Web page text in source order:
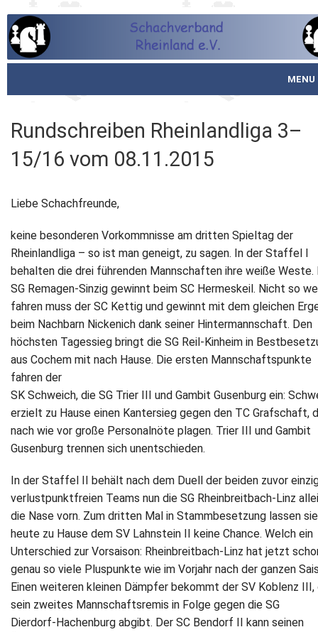
MENU
Schachjugend
Meistertafel
Fotos
Service
Newsletter
Kontakt
Impressum
Datenschutz
Rundschreiben Rheinlandliga 3–
15/16 vom 08.11.2015
Liebe Schachfreunde,
keine besonderen Vorkommnisse am dritten Spieltag der
Rheinlandliga – so ist man geneigt, zu sagen. In der Staffel I
behalten die drei führenden Mannschaften ihre weiße Weste.
SG Remagen‐Sinzig gewinnt beim SC Hermeskeil. Nicht so
fahren muss der SC Kettig und gewinnt mit dem gleichen
beim Nachbarn Nickenich dank seiner Hintermannschaft. Den
höchsten Tagessieg bringt die SG Reil‐Kinheim in
aus Cochem mit nach Hause. Die ersten Mannschaftspunkte
fahren der
SK Schweich, die SG Trier III und Gambit Gusenburg ein:
erzielt zu Hause einen Kantersieg gegen den TC Grafschaft,
nach wie vor große Personalnöte plagen. Trier III und Gambit
Gusenburg trennen sich unentschieden.
In der Staffel II behält nach dem Duell der beiden zuvor
verlustpunktfreien Teams nun die SG Rheinbreitbach‐Linz
die Nase vorn. Zum dritten Mal in Stammbesetzung lassen sie
heute zu Hause dem SV Lahnstein II keine Chance. Welch ein
Unterschied zur Vorsaison: Rheinbreitbach‐Linz hat jetzt
genau so viele Pluspunkte wie im Vorjahr nach der ganzen
Einen weiteren kleinen Dämpfer bekommt der SV Koblenz III,
sein zweites Mannschaftsremis in Folge gegen die SG
Dierdorf‐Hachenburg abgibt. Der SC Bendorf II kann seinen